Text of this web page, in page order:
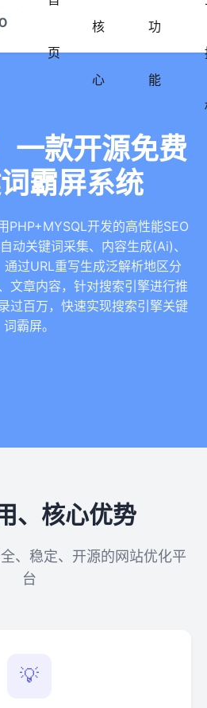
页
核
心
功
能
一款开源免费
霸屏系统
PHP+MYSQL开发的高性能SEO
动关键词采集、内容生成(Ai)、
过URL重写生成泛解析地区分
文章内容，针对搜索引擎进行推
过百万，快速实现搜索引擎关键
词霸屏。
、核心优势
、稳定、开源的网站优化平
台
💡